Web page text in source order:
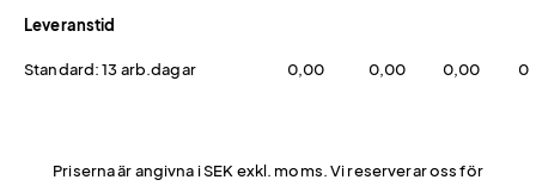
Leveranstid
Standard: 13 arb.dagar 0,00 0,00 0,00
Priserna är angivna i SEK exkl. moms. Vi reserverar oss för